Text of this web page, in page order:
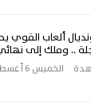
ألعاب القوي
وملك إلى نهائي 3000 متر
الخميس 6 أغسطس, 2026 15:56